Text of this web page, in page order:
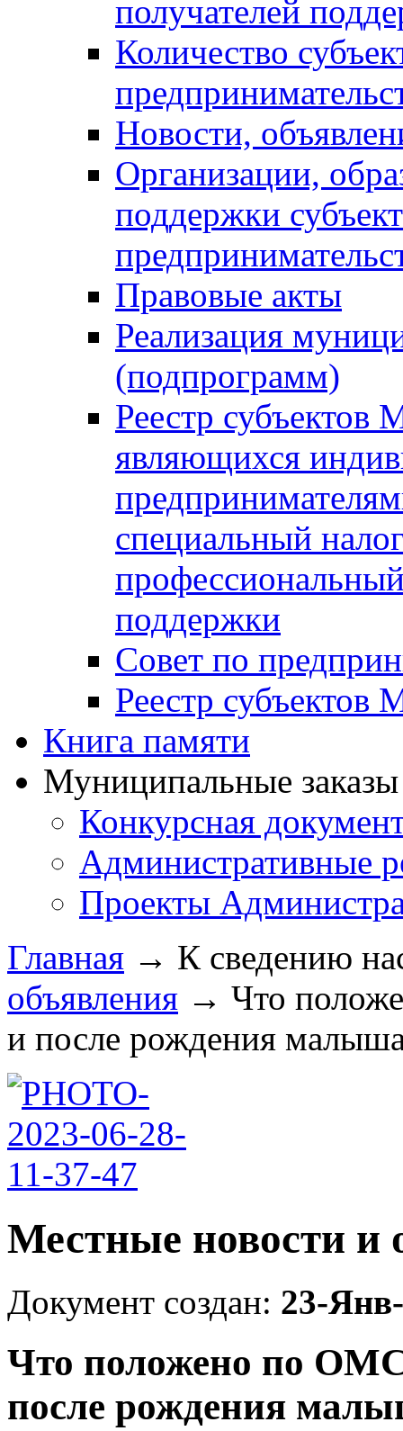
получателей
Количество
Новости,
Организации,
поддержки
Правовые акты
Реализация
(подпрограмм)
Реестр
являющихся
специальный
поддержки
Совет по
Реестр
Книга памяти
Муниципальные
Конкурсная
Административные
Проекты
Главная → К сведению
объявления → Что
и после рождения
Местные новости и
Документ создан: 23-
Что положено по
после рождения